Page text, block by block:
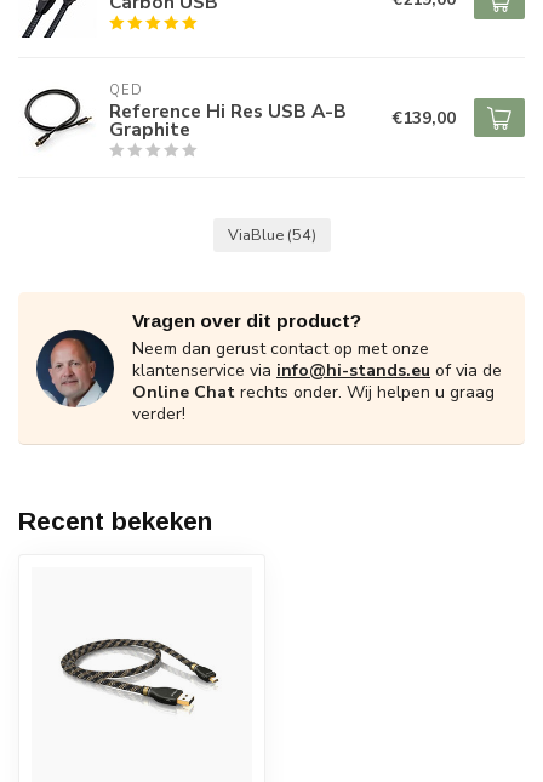
QED
Reference Hi Res USB A-B
Graphite €139,00
ViaBlue (54)
Vragen over dit product?
Neem dan gerust contact op met onze
klantenservice via info@hi-stands.eu of via de
Online Chat rechts onder. Wij helpen u graag
verder!
Recent bekeken